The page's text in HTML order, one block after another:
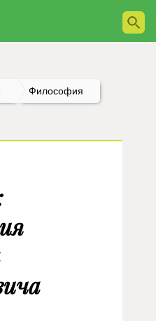
Философия